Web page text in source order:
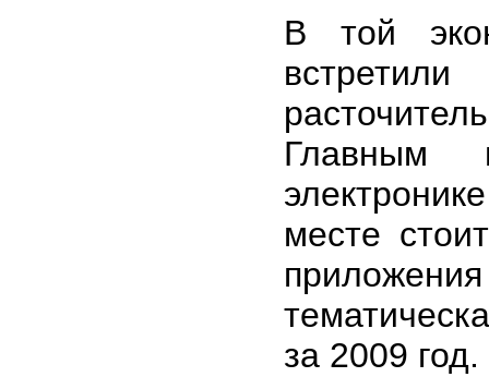
В той
Главным
месте
за 2009 год.